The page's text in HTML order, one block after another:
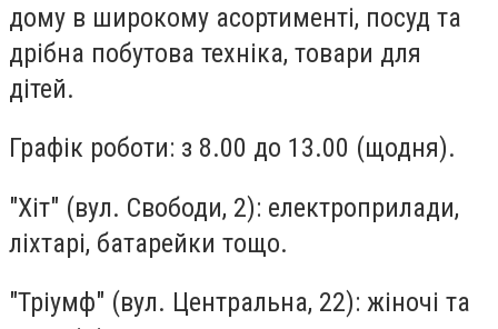
дому в широкому асортименті, посуд та
дрібна побутова техніка, товари для
дітей.
Графік роботи: з 8.00 до 13.00 (щодня).
"Хіт" (вул. Свободи, 2): електроприлади,
ліхтарі, батарейки тощо.
"Тріумф" (вул. Центральна, 22): жіночі та